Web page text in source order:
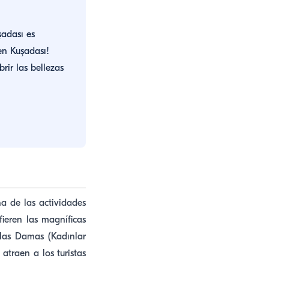
es
Kuşadası!
las bellezas
de las actividades
las magníficas
Damas (Kadınlar
a los turistas